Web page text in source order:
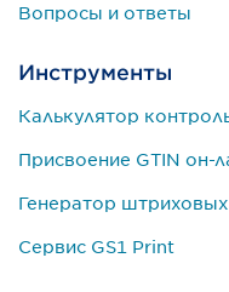
Вопросы и ответы
Инструменты
Калькулятор
Присвоение GTIN он-
Генератор
Сервис GS1 Print